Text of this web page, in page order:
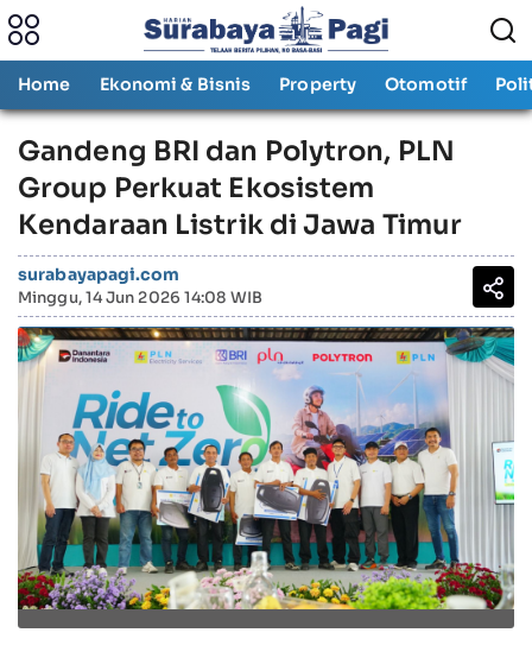
Home Ekonomi & Bisnis Property Otomotif
Gandeng BRI dan Polytron, PLN
Group Perkuat Ekosistem
Kendaraan Listrik di Jawa Timur
surabayapagi.com
Minggu, 14 Jun 2026 14:08 WIB